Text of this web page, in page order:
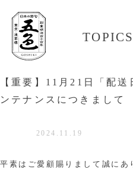
TOPICS
【重要】11月21日「配送
ンテナンスにつきまして
2024.11.19
平素はご愛顧賜りまして誠にあ